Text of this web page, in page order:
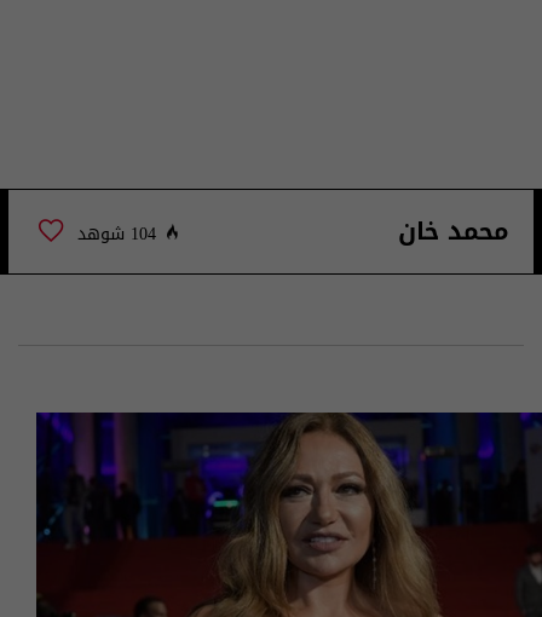
محمد خان 104 شوهد